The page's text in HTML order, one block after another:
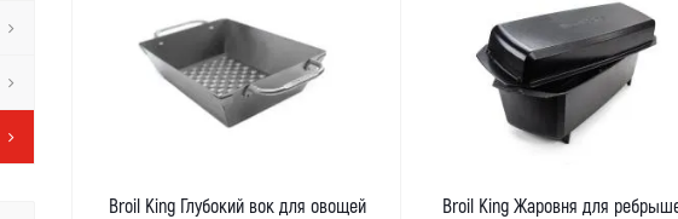
Broil King Глубокий вок для овощей Broil King Жаровня для